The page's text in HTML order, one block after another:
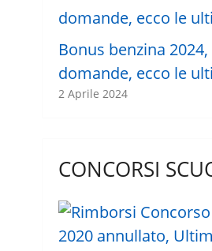
Bonus benzina
domande, ecco le
2 Aprile 2024
CONCORSI